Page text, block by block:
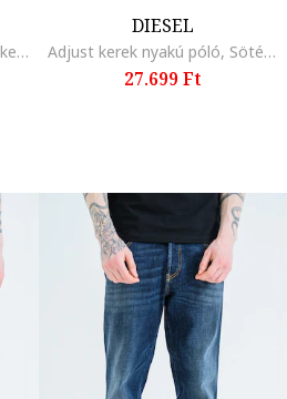
Boggy logós póló, Fehér/Fekete
DIESEL
Adjust kerek nyakú póló, Sötét khaki
27.699 Ft